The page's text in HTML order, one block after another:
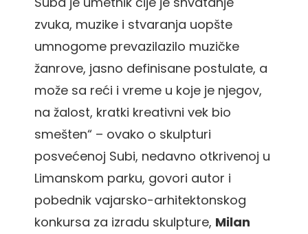
zvuka, muzike i stvaranja uopšte
umnogome prevazilazilo muzičke
žanrove, jasno definisane postulate, a
može sa reći i vreme u koje je njegov,
na žalost, kratki kreativni vek bio
smešten“ – ovako o skulpturi
posvećenoj Subi, nedavno otkrivenoj u
Limanskom parku, govori autor i
pobednik vajarsko-arhitektonskog
konkursa za izradu skulpture, Milan